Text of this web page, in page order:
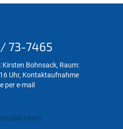
73-7465
Bohnsack, Raum:
Uhr, Kontaktaufnahme
per e-mail
LINKS